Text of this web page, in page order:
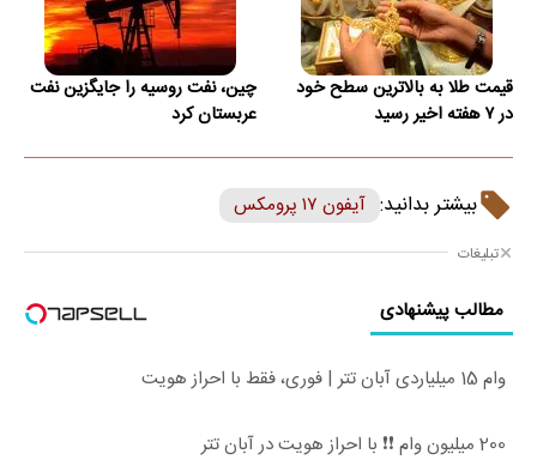
قیمت طلا به بالاترین سطح خود
در ۷ هفته اخیر رسید
چین، نفت روسیه را جایگزین نفت
عربستان کرد
بیشتر بدانید: آیفون ۱۷ پرومکس
تبلیغات
مطالب پیشنهادی
وام 15 میلیاردی آبان تتر | فوری، فقط با احراز هویت
200 میلیون وام ❗❗ با احراز هویت در آبان تتر